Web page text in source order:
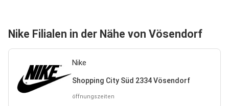
Nike Filialen in der Nähe von Vösendorf
Nike
Shopping City Süd 2334 Vösendorf
öffnungszeiten